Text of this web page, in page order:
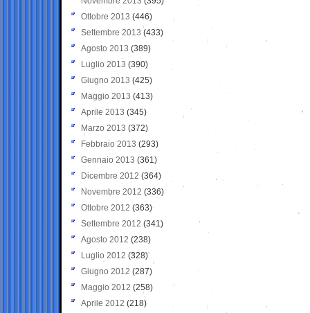
Ottobre 2013 (446)
Settembre 2013 (433)
Agosto 2013 (389)
Luglio 2013 (390)
Giugno 2013 (425)
Maggio 2013 (413)
Aprile 2013 (345)
Marzo 2013 (372)
Febbraio 2013 (293)
Gennaio 2013 (361)
Dicembre 2012 (364)
Novembre 2012 (336)
Ottobre 2012 (363)
Settembre 2012 (341)
Agosto 2012 (238)
Luglio 2012 (328)
Giugno 2012 (287)
Maggio 2012 (258)
Aprile 2012 (218)